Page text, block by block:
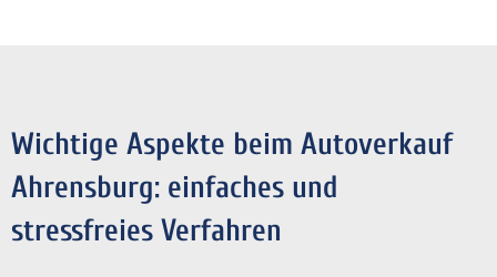
Wichtige Aspekte beim Autoverkauf
Ahrensburg: einfaches und
stressfreies Verfahren